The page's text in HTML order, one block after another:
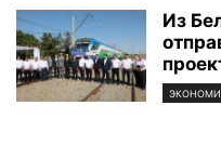
Из